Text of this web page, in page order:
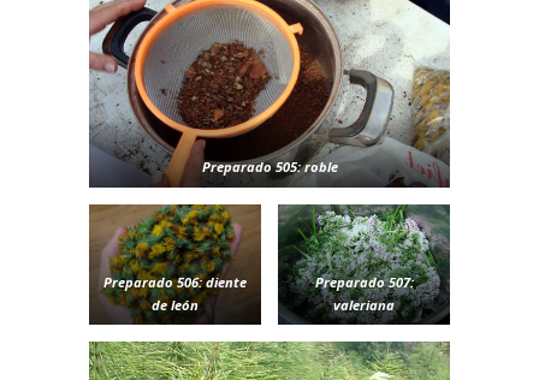
Preparado 505: roble
Preparado 506: diente
de león
Preparado 507:
valeriana